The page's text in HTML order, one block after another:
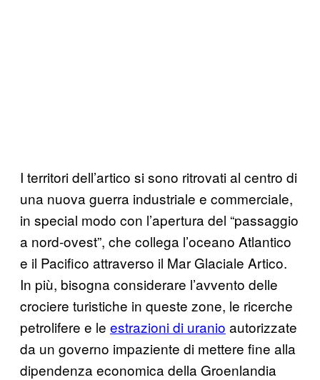
I territori dell’artico si sono ritrovati al centro di
una nuova guerra industriale e commerciale,
in special modo con l’apertura del “passaggio
a nord-ovest”, che collega l’oceano Atlantico
e il Pacifico attraverso il Mar Glaciale Artico.
In più, bisogna considerare l’avvento delle
crociere turistiche in queste zone, le ricerche
petrolifere e le estrazioni di uranio autorizzate
da un governo impaziente di mettere fine alla
dipendenza economica della Groenlandia